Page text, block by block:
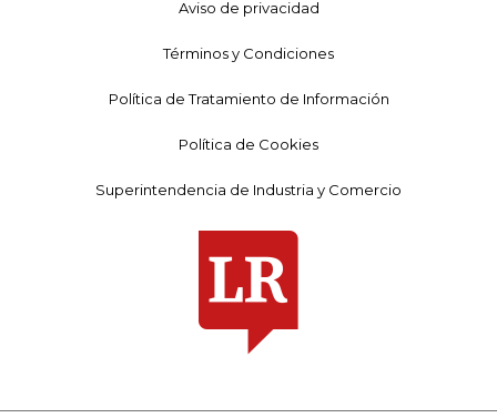
Aviso de privacidad
Términos y Condiciones
Política de Tratamiento de Información
Política de Cookies
Superintendencia de Industria y Comercio